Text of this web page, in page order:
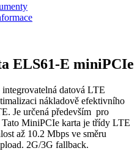
ELS61-E miniPCIe
datová LTE
nákladově efektivního
Je určená především pro
Tato MiniPCIe karta je třídy LTE
až 10.2 Mbps ve směru
2G/3G fallback.